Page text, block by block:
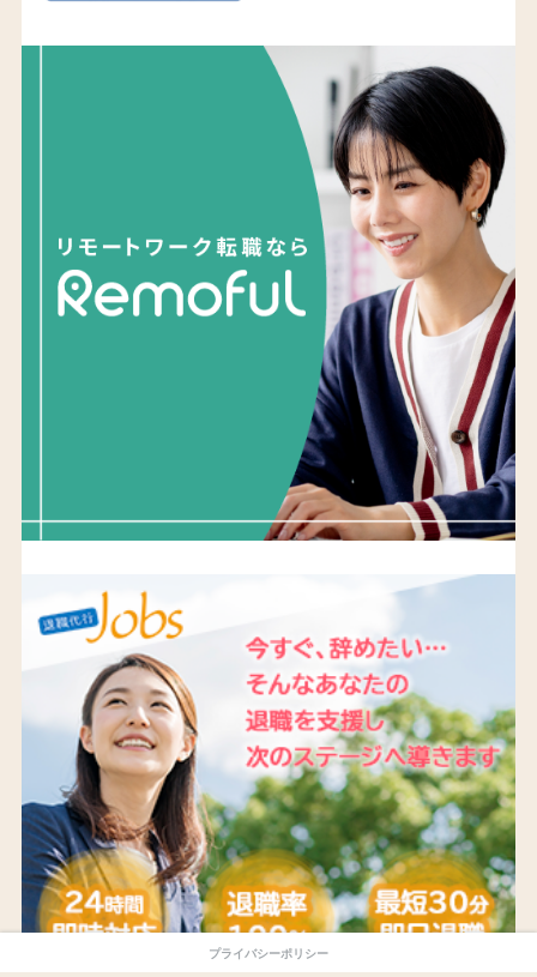
プライバシーポリシー